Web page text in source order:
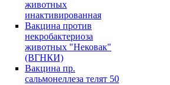
животных
инактивированная
Вакцина против
некробактериоза
животных "Нековак"
(ВГНКИ)
Вакцина пр.
сальмонеллеза телят 50